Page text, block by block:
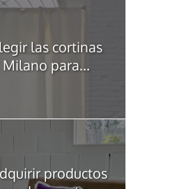
las cortinas
Milano para...
productos